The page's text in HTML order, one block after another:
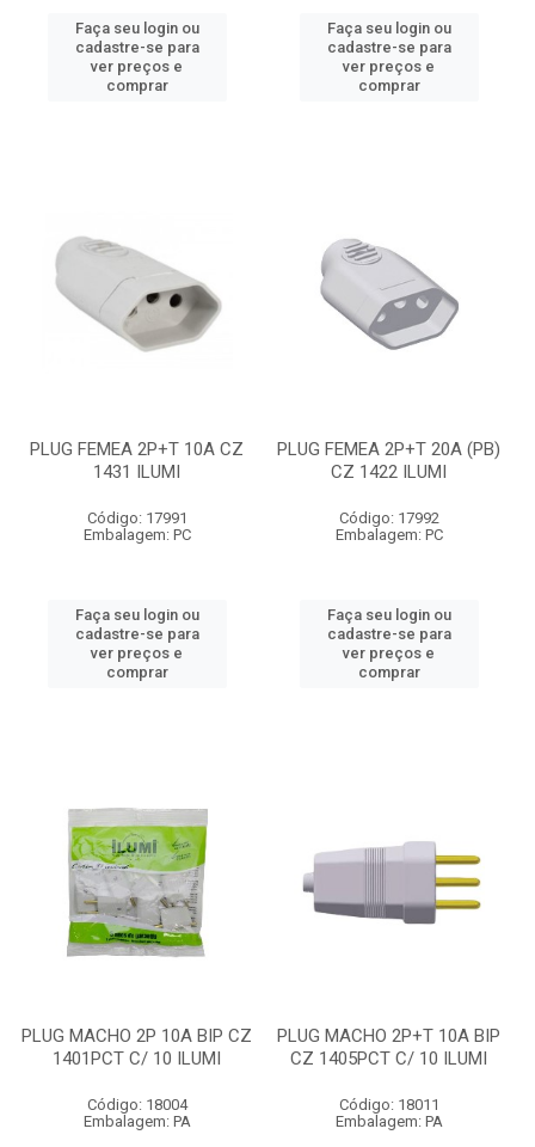
Faça seu login ou
cadastre-se para
ver preços e
comprar
Faça seu login ou
cadastre-se para
ver preços e
comprar
PLUG FEMEA 2P+T 10A CZ
1431 ILUMI
Código: 17991
Embalagem: PC
Faça seu login ou
cadastre-se para
ver preços e
comprar
PLUG FEMEA 2P+T 20A (PB)
CZ 1422 ILUMI
Código: 17992
Embalagem: PC
Faça seu login ou
cadastre-se para
ver preços e
comprar
PLUG MACHO 2P 10A BIP CZ
1401PCT C/ 10 ILUMI
Código: 18004
Embalagem: PA
PLUG MACHO 2P+T 10A BIP
CZ 1405PCT C/ 10 ILUMI
Código: 18011
Embalagem: PA